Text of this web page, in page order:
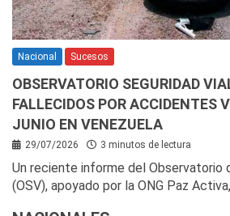
Nacional Sucesos
OBSERVATORIO SEGURIDAD
FALLECIDOS POR ACCIDENTES
JUNIO EN VENEZUELA
29/07/2026 3 minutos de lectura
Un reciente informe del Observatorio
(OSV), apoyado por la ONG Paz